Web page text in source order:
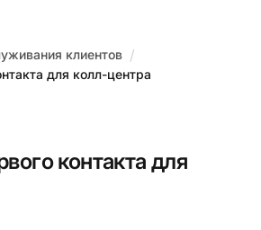
клиентов /
для колл-центра
контакта для